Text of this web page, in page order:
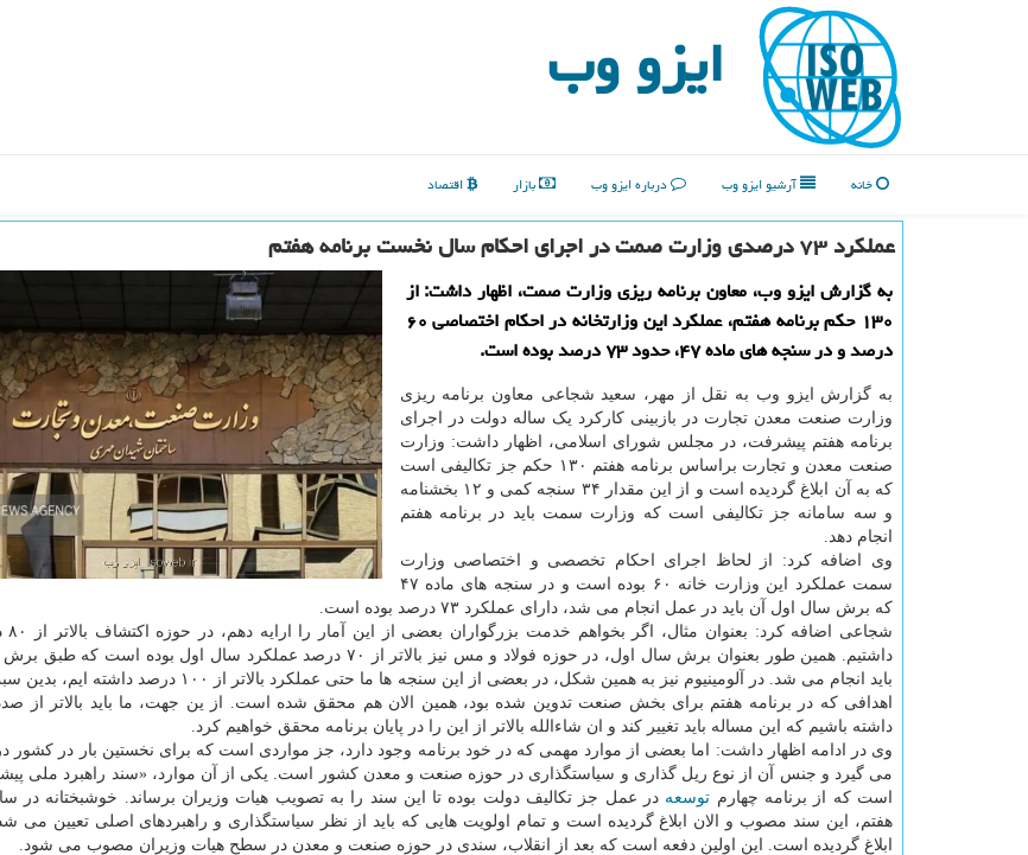
ایزو وب
خانه آرشیو ایزو وب درباره ایزو وب بازار اقتصاد
عملکرد ۷۳ درصدی وزارت صمت در اجرای احکام سال نخست برنامه هفتم
به گزارش ایزو وب، معاون برنامه ریزی وزارت صمت، اظهار داشت: از
۱۳۰ حکم برنامه هفتم، عملکرد این وزارتخانه در احکام اختصاصی ۶۰
درصد و در سنجه های ماده ۴۷، حدود ۷۳ درصد بوده است.
به گزارش ایزو وب به نقل از مهر، سعید شجاعی معاون برنامه ریزی
وزارت صنعت معدن تجارت در بازبینی کارکرد یک ساله دولت در اجرای
برنامه هفتم پیشرفت، در مجلس شورای اسلامی، اظهار داشت: وزارت
صنعت معدن و تجارت براساس برنامه هفتم ۱۳۰ حکم جز تکالیفی است
که به آن ابلاغ گردیده است و از این مقدار ۳۴ سنجه کمی و ۱۲ بخشنامه
و سه سامانه جز تکالیفی است که وزارت سمت باید در برنامه هفتم
انجام دهد.
وی اضافه کرد: از لحاظ اجرای احکام تخصصی و اختصاصی وزارت
سمت عملکرد این وزارت خانه ۶۰ بوده است و در سنجه های ماده ۴۷
که برش سال اول آن باید در عمل انجام می شد، دارای عملکرد ۷۳ درصد بوده است.
شجاعی
داشتیم. همین طور بعنوان برش سال اول، در حوزه فولاد و مس نیز بالاتر از ۷۰ درصد عملکرد سال اول
باید انجام می شد. در آلومینیوم نیز به همین شکل، در بعضی از این سنجه ها ما حتی عملکرد
اهدافی که در برنامه هفتم برای بخش صنعت تدوین شده بود، همین الان هم محقق شده است. از ین جهت، ما باید بالاتر از
داشته باشیم که این مساله باید تغییر کند و ان شاءالله بالاتر از این را در پایان برنامه محقق خواهیم کرد.
وی در ادامه اظهار داشت: اما بعضی از موارد مهمی که در خود برنامه وجود دارد، جز مواردی است که برای نخستین بار در
می گیرد و جنس آن از نوع ریل گذاری و سیاستگذاری در حوزه صنعت و معدن کشور است. یکی از آن موارد، «سند راهبرد ملی
است که از برنامه چهارم توسعه در عمل جز تکالیف دولت بوده تا این سند را به تصویب هیات وزیران برساند. خوشبختانه در
هفتم، این سند مصوب و الان ابلاغ گردیده است و تمام اولویت هایی که باید از نظر سیاستگذاری و راهبردهای اصلی تعیین می
ابلاغ گردیده است. این اولین دفعه است که بعد از انقلاب، سندی در حوزه صنعت و معدن در سطح هیات وزیران مصوب می شود.